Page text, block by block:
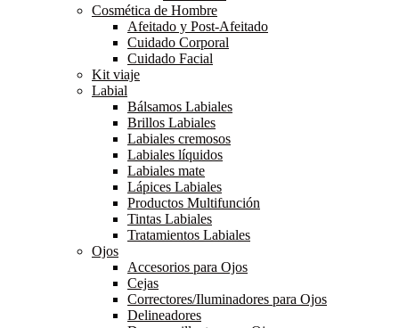
Cosmética de Hombre
Afeitado y Post-Afeitado
Cuidado Corporal
Cuidado Facial
Kit viaje
Labial
Bálsamos Labiales
Brillos Labiales
Labiales cremosos
Labiales líquidos
Labiales mate
Lápices Labiales
Productos Multifunción
Tintas Labiales
Tratamientos Labiales
Ojos
Accesorios para Ojos
Cejas
Correctores/Iluminadores para Ojos
Delineadores